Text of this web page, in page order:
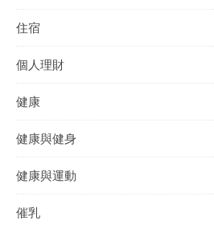
住宿
個人理財
健康
健康與健身
健康與運動
催乳